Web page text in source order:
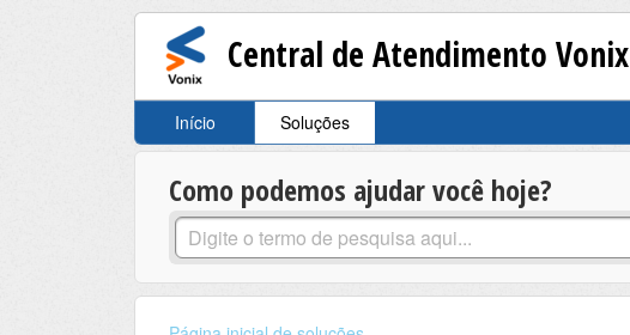
Central de Atendimento Vonix
Início Soluções
Como podemos ajudar você hoje?